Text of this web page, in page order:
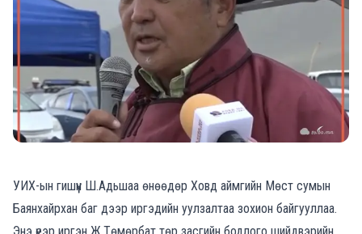
УИХ-ын гишүүн Ш.Адьшаа өнөөдөр Ховд аймгийн Мөст сумын
Баянхайрхан баг дээр иргэдийн уулзалтаа зохион байгууллаа.
Энэ үеэр иргэн Ж.Төмөрбат төр засгийн бодлого шийдвэрийн